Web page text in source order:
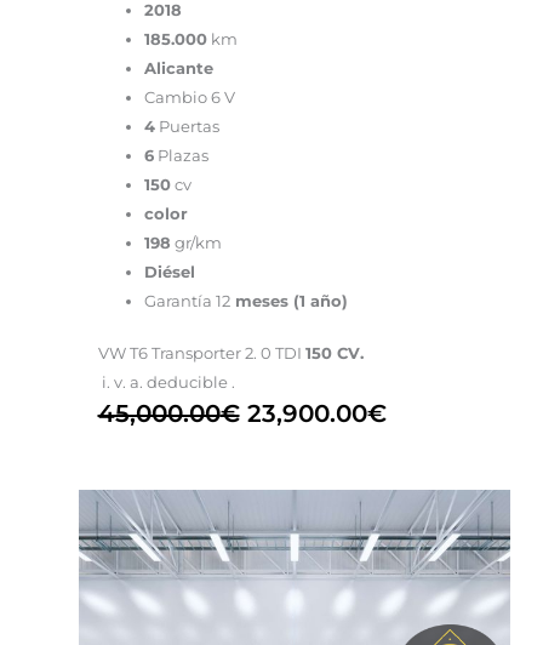
2018
185.000km
Alicante
Cambio 6 V
4Puertas
6Plazas
150cv
color
198 gr/km
Diésel
Garantía 12meses (1 año)
VW T6 Transporter 2. 0 TDI 150 CV.
i. v. a. deducible .
45,000.00€ 23,900.00€
precio
original
era:
El
precio
actual
es:
26,600.00€.